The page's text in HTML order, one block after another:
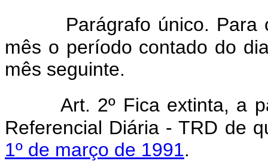
Parágrafo único. Para
mês o período contado do
mês seguinte.
Art. 2º Fica extinta, a
Referencial Diária - TRD de
1º de março de 1991.